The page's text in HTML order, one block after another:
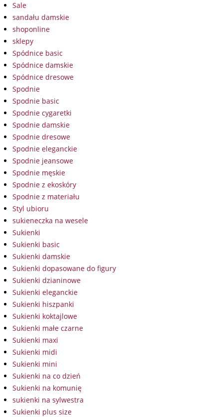
Sale
sandału damskie
shoponline
sklepy
Spódnice basic
Spódnice damskie
Spódnice dresowe
Spodnie
Spodnie basic
Spodnie cygaretki
Spodnie damskie
Spodnie dresowe
Spodnie eleganckie
Spodnie jeansowe
Spodnie męskie
Spodnie z ekoskóry
Spodnie z materiału
Styl ubioru
sukieneczka na wesele
Sukienki
Sukienki basic
Sukienki damskie
Sukienki dopasowane do figury
Sukienki dzianinowe
Sukienki eleganckie
Sukienki hiszpanki
Sukienki koktajlowe
Sukienki małe czarne
Sukienki maxi
Sukienki midi
Sukienki mini
Sukienki na co dzień
Sukienki na komunię
sukienki na sylwestra
Sukienki plus size